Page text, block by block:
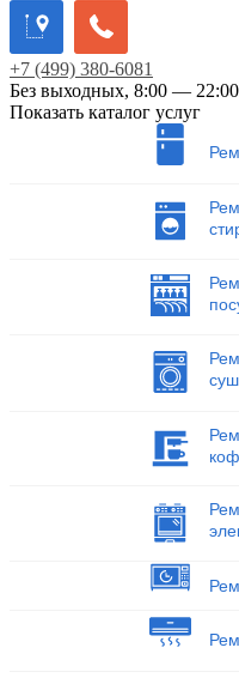
+7 (499) 380-6081
Без выходных, 8:00 — 22:00
Показать каталог услуг